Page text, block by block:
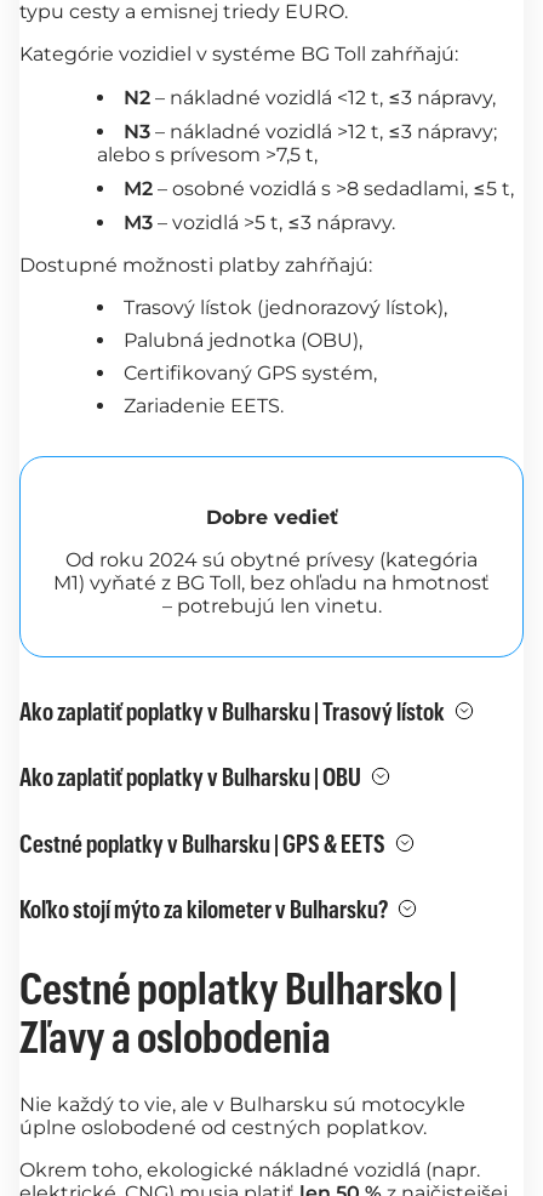
typu cesty a emisnej triedy EURO.
Kategórie vozidiel v systéme BG Toll zahŕňajú:
N2 – nákladné vozidlá <12 t, ≤3 nápravy,
N3 – nákladné vozidlá >12 t, ≤3 nápravy;
alebo s prívesom >7,5 t,
M2 – osobné vozidlá s >8 sedadlami, ≤5 t,
M3 – vozidlá >5 t, ≤3 nápravy.
Dostupné možnosti platby zahŕňajú:
Trasový lístok (jednorazový lístok),
Palubná jednotka (OBU),
Certifikovaný GPS systém,
Zariadenie EETS.
Dobre vedieť
Od roku 2024 sú obytné prívesy (kategória
M1) vyňaté z BG Toll, bez ohľadu na hmotnosť
– potrebujú len vinetu.
Ako zaplatiť poplatky v Bulharsku | Trasový lístok
Ako zaplatiť poplatky v Bulharsku | OBU
Cestné poplatky v Bulharsku | GPS & EETS
Koľko stojí mýto za kilometer v Bulharsku?
Cestné poplatky Bulharsko |
Zľavy a oslobodenia
Nie každý to vie, ale v Bulharsku sú motocykle
úplne oslobodené od cestných poplatkov.
Okrem toho, ekologické nákladné vozidlá (napr.